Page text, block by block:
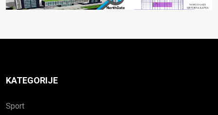
KATEGORIJE
Sport